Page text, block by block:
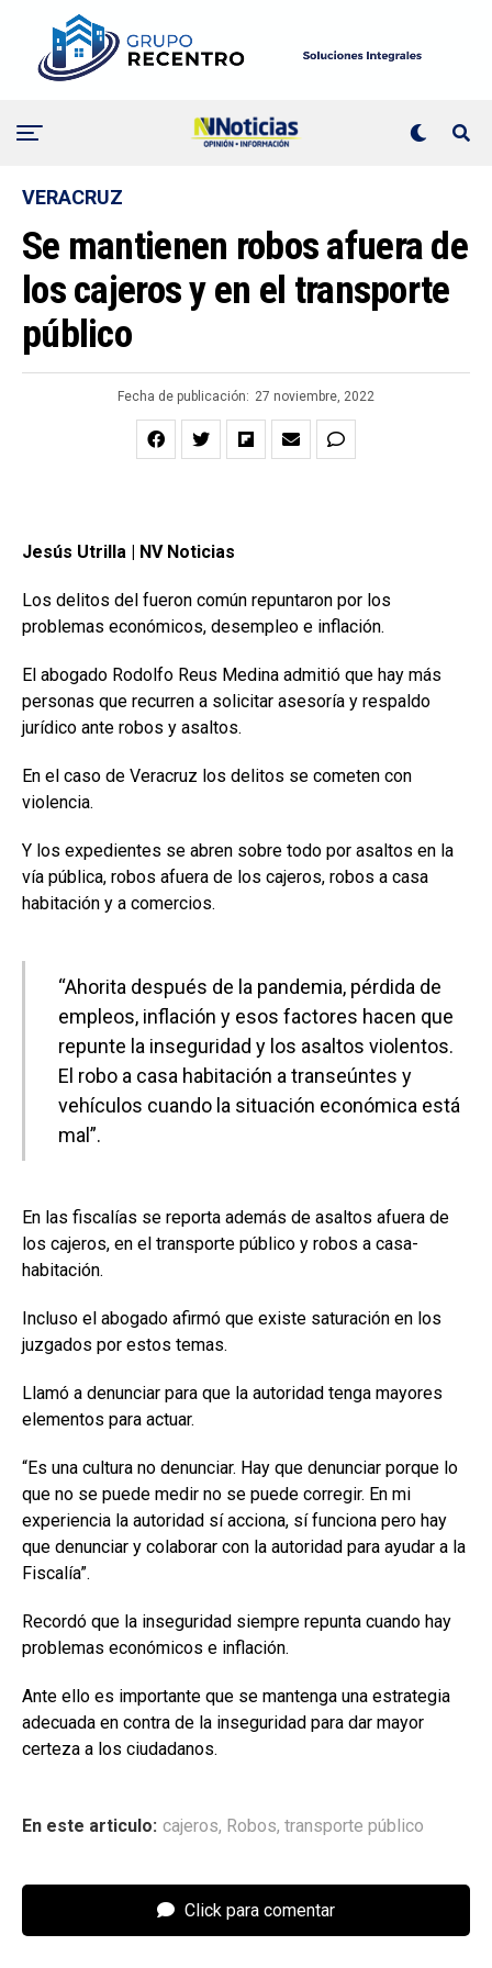
VERACRUZ
Se mantienen robos afuera de
los cajeros y en el transporte
público
Fecha de publicación: 27 noviembre, 2022
Jesús Utrilla | NV Noticias
Los delitos del fueron común repuntaron por los
problemas económicos, desempleo e inflación.
El abogado Rodolfo Reus Medina admitió que hay más
personas que recurren a solicitar asesoría y respaldo
jurídico ante robos y asaltos.
En el caso de Veracruz los delitos se cometen con
violencia.
Y los expedientes se abren sobre todo por asaltos en la
vía pública, robos afuera de los cajeros, robos a casa
habitación y a comercios.
“Ahorita después de la pandemia, pérdida de
empleos, inflación y esos factores hacen que
repunte la inseguridad y los asaltos violentos.
El robo a casa habitación a transeúntes y
vehículos cuando la situación económica está
mal”.
En las fiscalías se reporta además de asaltos afuera de
los cajeros, en el transporte público y robos a casa-
habitación.
Incluso el abogado afirmó que existe saturación en los
juzgados por estos temas.
Llamó a denunciar para que la autoridad tenga mayores
elementos para actuar.
“Es una cultura no denunciar. Hay que denunciar porque lo
que no se puede medir no se puede corregir. En mi
experiencia la autoridad sí acciona, sí funciona pero hay
que denunciar y colaborar con la autoridad para ayudar a la
Fiscalía”.
Recordó que la inseguridad siempre repunta cuando hay
problemas económicos e inflación.
Ante ello es importante que se mantenga una estrategia
adecuada en contra de la inseguridad para dar mayor
certeza a los ciudadanos.
En este articulo: cajeros, Robos, transporte público
Click para comentar